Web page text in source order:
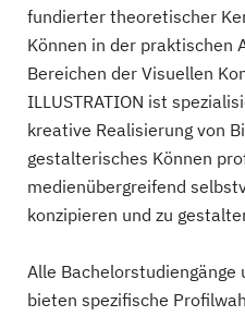
fundierter theoretischer
Können in der praktischen
Bereichen der Visuellen
ILLUSTRATION ist
kreative Realisierung von
gestalterisches Können
medienübergreifend
konzipieren und zu
Alle Bachelorstudiengänge
bieten spezifische